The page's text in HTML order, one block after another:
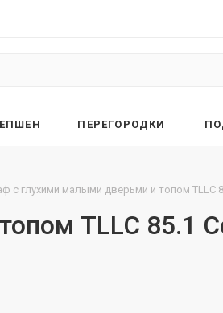
ПЕРЕГОРОДКИ
с глухими малыми дверьми и топом TLLC
TLLC 85.1